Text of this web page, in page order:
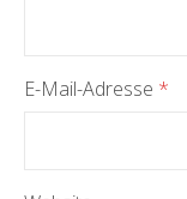
E-Mail-Adresse *